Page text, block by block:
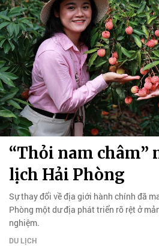
“Thỏi nam châm”
lịch Hải Phòng
Sự thay đổi về địa giới hành chính đã
Phòng một dư địa phát triển rõ rệt ở
nghiệm.
DU LỊCH